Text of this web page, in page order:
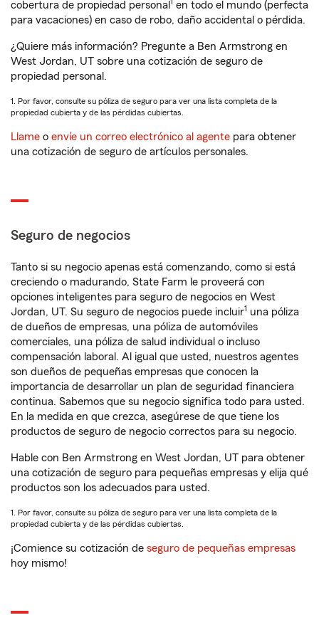
cobertura de propiedad personal
en todo el mundo (perfecta
para vacaciones) en caso de robo, daño accidental o pérdida.
¿Quiere más información? Pregunte a Ben Armstrong en
West Jordan, UT sobre una cotización de seguro de
propiedad personal.
1. Por favor, consulte su póliza de seguro para ver una lista completa de la
propiedad cubierta y de las pérdidas cubiertas.
Llame o envíe un correo electrónico al agente para obtener
una cotización de seguro de artículos personales.
Seguro de negocios
Tanto si su negocio apenas está comenzando, como si está
creciendo o madurando, State Farm le proveerá con
opciones inteligentes para seguro de negocios en West
Jordan, UT. Su seguro de negocios puede incluir1 una póliza
de dueños de empresas, una póliza de automóviles
comerciales, una póliza de salud individual o incluso
compensación laboral. Al igual que usted, nuestros agentes
son dueños de pequeñas empresas que conocen la
importancia de desarrollar un plan de seguridad financiera
continua. Sabemos que su negocio significa todo para usted.
En la medida en que crezca, asegúrese de que tiene los
productos de seguro de negocio correctos para su negocio.
Hable con Ben Armstrong en West Jordan, UT para obtener
una cotización de seguro para pequeñas empresas y elija qué
productos son los adecuados para usted.
1. Por favor, consulte su póliza de seguro para ver una lista completa de la
propiedad cubierta y de las pérdidas cubiertas.
¡Comience su cotización de seguro de pequeñas empresas
hoy mismo!